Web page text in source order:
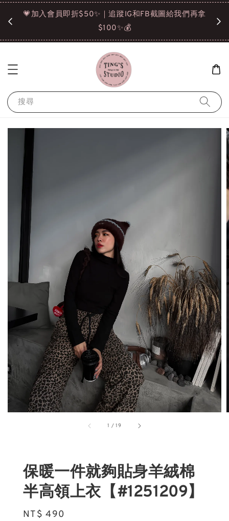
選
💗加入會員即折$50✨｜追蹤IG和FB截圖給我們再拿
$100✨💰
搜尋
1 /19
保暖一件就夠貼身羊絨棉
半高領上衣【#1251209】
Regular
NT$ 490